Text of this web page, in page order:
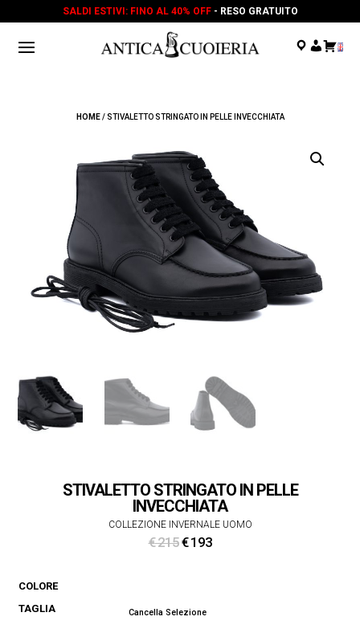
SALDI ESTIVI: FINO AL 40% OFF- RESO GRATUITO
. . .
HOME/ STIVALETTO STRINGATO IN PELLE INVECCHIATA
STIVALETTO STRINGATO IN PELLE
INVECCHIATA
COLLEZIONE INVERNALE UOMO
€215Il
€ 215.
€193Il
COLORE
TAGLIA
Cancella Selezione